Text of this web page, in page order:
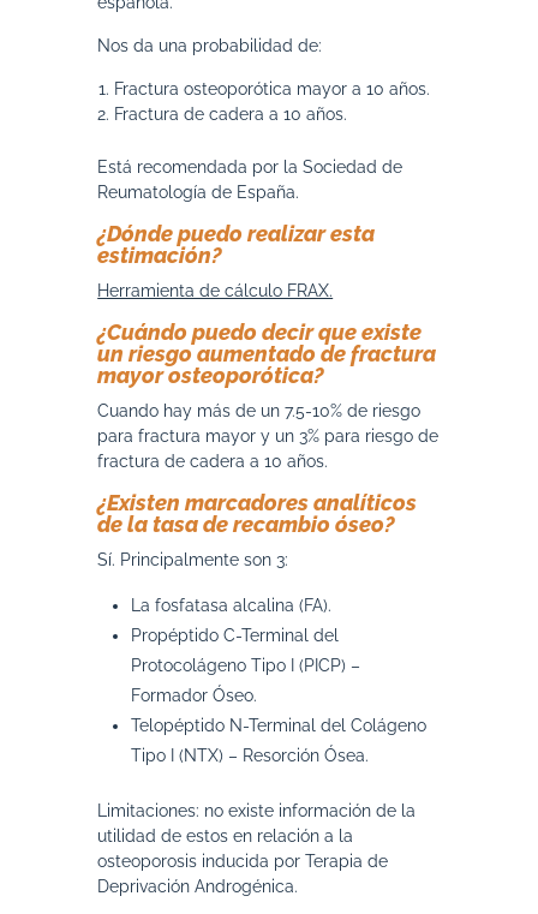
Nos da una probabilidad de:
Fractura osteoporótica mayor a 10 años.
Fractura de cadera a 10 años.
Está recomendada por la Sociedad de
Reumatología de España.
¿Dónde puedo realizar esta
estimación?
Herramienta de cálculo FRAX.
¿Cuándo puedo decir que existe
un riesgo aumentado de fractura
mayor osteoporótica?
Cuando hay más de un 7.5-10% de riesgo
para fractura mayor y un 3% para riesgo de
fractura de cadera a 10 años.
¿Existen marcadores analíticos
de la tasa de recambio óseo?
Sí. Principalmente son 3:
La fosfatasa alcalina (FA).
Propéptido C-Terminal del
Protocolágeno Tipo I (PICP) –
Formador Óseo.
Telopéptido N-Terminal del Colágeno
Tipo I (NTX) – Resorción Ósea.
Limitaciones: no existe información de la
utilidad de estos en relación a la
osteoporosis inducida por Terapia de
Deprivación Androgénica.